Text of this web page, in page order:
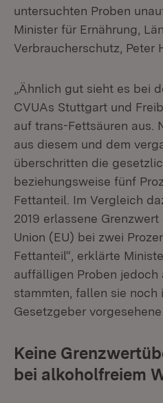
untersuchten Proben
Minister für Ernährung,
Verbraucherschutz, Peter
„Ähnlich gut sieht es bei
CVUAs Stuttgart und
auf trans-Fettsäuren aus.
aus diesem und dem
überschritten die
beziehungsweise fünf
Fettanteil. Im Vergleich
2019 erlassene
Union (EU) bei zwei
Fettanteil“, erklärte
auffälligen Proben jedoch
stammten, fallen sie noch
Gesetzgeber
Keine
bei alkoholfreiem